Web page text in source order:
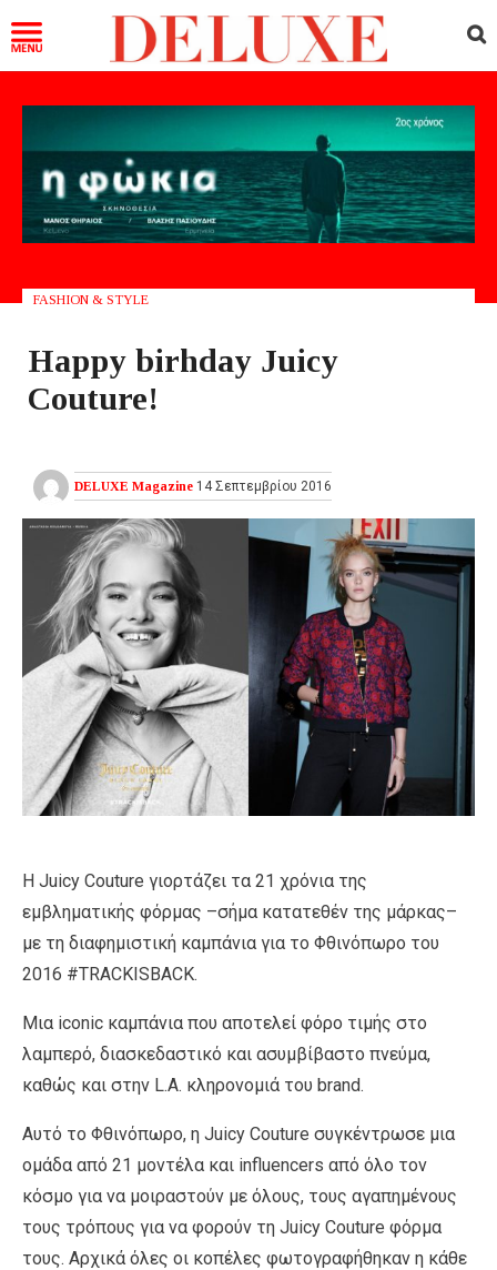
FASHION & STYLE
Happy birhday Juicy
Couture!
DELUXE Magazine 14 Σεπτεμβρίου 2016
Η Juicy Couture γιορτάζει τα 21 χρόνια της
εμβληματικής φόρμας –σήμα κατατεθέν της μάρκας–
με τη διαφημιστική καμπάνια για το Φθινόπωρο του
2016 #TRACKISBACK.
Μια iconic καμπάνια που αποτελεί φόρο τιμής στο
λαμπερό, διασκεδαστικό και ασυμβίβαστο πνεύμα,
καθώς και στην L.A. κληρονομιά του brand.
Αυτό το Φθινόπωρο, η Juicy Couture συγκέντρωσε μια
ομάδα από 21 μοντέλα και influencers από όλο τον
κόσμο για να μοιραστούν με όλους, τους αγαπημένους
τους τρόπους για να φορούν τη Juicy Couture φόρμα
τους. Αρχικά όλες οι κοπέλες φωτογραφήθηκαν η κάθε